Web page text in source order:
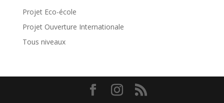
Projet Eco-école
Projet Ouverture Internationale
Tous niveaux